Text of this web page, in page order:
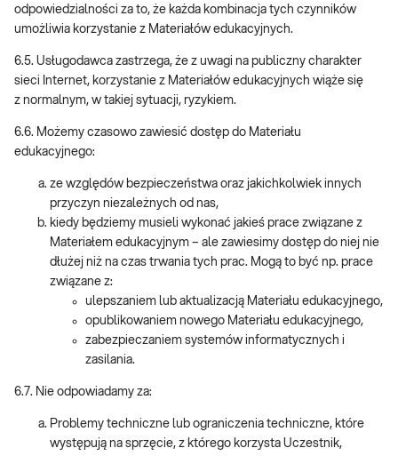
odpowiedzialności za to, że każda kombinacja tych czynników
umożliwia korzystanie z Materiałów edukacyjnych.
6.5. Usługodawca zastrzega, że z uwagi na publiczny charakter
sieci Internet, korzystanie z Materiałów edukacyjnych wiąże się
z normalnym, w takiej sytuacji, ryzykiem.
6.6. Możemy czasowo zawiesić dostęp do Materiału
edukacyjnego:
ze względów bezpieczeństwa oraz jakichkolwiek innych
przyczyn niezależnych od nas,
kiedy będziemy musieli wykonać jakieś prace związane z
Materiałem edukacyjnym – ale zawiesimy dostęp do niej nie
dłużej niż na czas trwania tych prac. Mogą to być np. prace
związane z:
ulepszaniem lub aktualizacją Materiału edukacyjnego,
opublikowaniem nowego Materiału edukacyjnego,
zabezpieczaniem systemów informatycznych i
zasilania.
6.7. Nie odpowiadamy za:
Problemy techniczne lub ograniczenia techniczne, które
występują na sprzęcie, z którego korzysta Uczestnik,